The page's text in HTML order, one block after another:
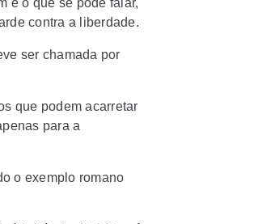
e o que se pode falar,
contra a liberdade.
ser chamada por
que podem acarretar
para a
o exemplo romano